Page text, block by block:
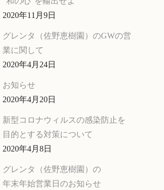
2020年11月9日
グレンタ（佐野恵樹園）のGWの営
業に関して
2020年4月24日
お知らせ
2020年4月20日
新型コロナウィルスの感染防止を
目的とする対策について
2020年4月8日
グレンタ（佐野恵樹園）の
年末年始営業日のお知らせ